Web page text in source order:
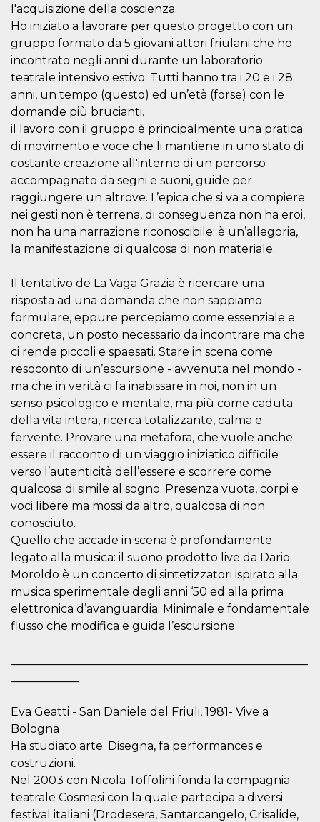
l'acquisizione della coscienza.
Ho iniziato a lavorare per questo progetto con un
gruppo formato da 5 giovani attori friulani che ho
incontrato negli anni durante un laboratorio
teatrale intensivo estivo. Tutti hanno tra i 20 e i 28
anni, un tempo (questo) ed un’età (forse) con le
domande più brucianti.
il lavoro con il gruppo è principalmente una pratica
di movimento e voce che li mantiene in uno stato di
costante creazione all'interno di un percorso
accompagnato da segni e suoni, guide per
raggiungere un altrove. L’epica che si va a compiere
nei gesti non è terrena, di conseguenza non ha eroi,
non ha una narrazione riconoscibile: è un’allegoria,
la manifestazione di qualcosa di non materiale.
Il tentativo de La Vaga Grazia è ricercare una
risposta ad una domanda che non sappiamo
formulare, eppure percepiamo come essenziale e
concreta, un posto necessario da incontrare ma che
ci rende piccoli e spaesati. Stare in scena come
resoconto di un’escursione - avvenuta nel mondo -
ma che in verità ci fa inabissare in noi, non in un
senso psicologico e mentale, ma più come caduta
della vita intera, ricerca totalizzante, calma e
fervente. Provare una metafora, che vuole anche
essere il racconto di un viaggio iniziatico difficile
verso l’autenticità dell’essere e scorrere come
qualcosa di simile al sogno. Presenza vuota, corpi e
voci libere ma mossi da altro, qualcosa di non
conosciuto.
Quello che accade in scena è profondamente
legato alla musica: il suono prodotto live da Dario
Moroldo è un concerto di sintetizzatori ispirato alla
musica sperimentale degli anni ‘50 ed alla prima
elettronica d’avanguardia. Minimale e fondamentale
flusso che modifica e guida l’escursione
Eva Geatti - San Daniele del Friuli, 1981- Vive a
Bologna
Ha studiato arte. Disegna, fa performances e
costruzioni.
Nel 2003 con Nicola Toffolini fonda la compagnia
teatrale Cosmesi con la quale partecipa a diversi
festival italiani (Drodesera, Santarcangelo, Crisalide,
rendimiento y la
optimización de
los servicios de
de pagos,
facilitando el
almacenamiento
de contenidos
las páginas se
carguen más
rápido.
CookieScriptConsent
CookieScript
oooh.events
4 semanas 2
días
El servicio
utiliza esta
cookie para
recordar las
preferencias de
consentimiento
de cookies de
los visitantes. Es
cookies de
Script.com
funcione
correctamente.
Declaración de almacenamiento
Nombre
Tipo de
almacenamiento
Descripción
fbssls_314278995690155
Almacenamiento
de sesión
wpEmojiSettingsSupports
Almacenamiento
cn_uc__
local
Nombre
Proveedor /
Dominio
Vencimiento
c_user
Meta
Platform Inc.
.facebook.com
ayudar